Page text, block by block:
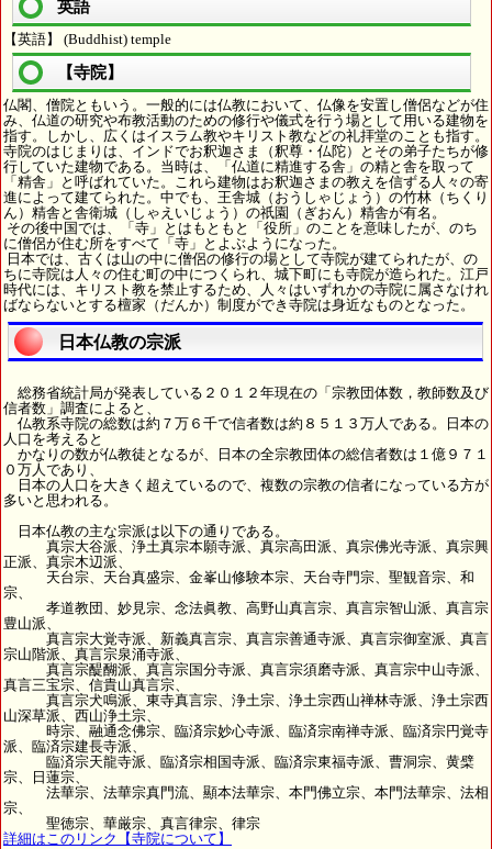
英語
【英語】 (Buddhist) temple
【寺院】
仏閣、僧院ともいう。一般的には仏教において、仏像を安置し僧侶などが住
み、仏道の研究や布教活動のための修行や儀式を行う場として用いる建物を
指す。しかし、広くはイスラム教やキリスト教などの礼拝堂のことも指す。
寺院のはじまりは、インドでお釈迦さま（釈尊・仏陀）とその弟子たちが修
行していた建物である。当時は、「仏道に精進する舎」の精と舎を取って
「精舎」と呼ばれていた。これら建物はお釈迦さまの教えを信ずる人々の寄
進によって建てられた。中でも、王舎城（おうしゃじょう）の竹林（ちくり
ん）精舎と舎衛城（しゃえいじょう）の祇園（ぎおん）精舎が有名。
その後中国では、「寺」とはもともと「役所」のことを意味したが、のち
に僧侶が住む所をすべて「寺」とよぶようになった。
日本では、古くは山の中に僧侶の修行の場として寺院が建てられたが、の
ちに寺院は人々の住む町の中につくられ、城下町にも寺院が造られた。江戸
時代には、キリスト教を禁止するため、人々はいずれかの寺院に属さなけれ
ばならないとする檀家（だんか）制度ができ寺院は身近なものとなった。
日本仏教の宗派
総務省統計局が発表している２０１２年現在の「宗教団体数，教師数及び
信者数」調査によると、
仏教系寺院の総数は約７万６千で信者数は約８５１３万人である。日本の
人口を考えると
かなりの数が仏教徒となるが、日本の全宗教団体の総信者数は１億９７１
０万人であり、
日本の人口を大きく超えているので、複数の宗教の信者になっている方が
多いと思われる。
日本仏教の主な宗派は以下の通りである。
真宗大谷派、浄土真宗本願寺派、真宗高田派、真宗佛光寺派、真宗興
正派、真宗木辺派、
天台宗、天台真盛宗、金峯山修験本宗、天台寺門宗、聖観音宗、和
宗、
孝道教団、妙見宗、念法眞教、高野山真言宗、真言宗智山派、真言宗
豊山派、
真言宗大覚寺派、新義真言宗、真言宗善通寺派、真言宗御室派、真言
宗山階派、真言宗泉涌寺派、
真言宗醍醐派、真言宗国分寺派、真言宗須磨寺派、真言宗中山寺派、
真言三宝宗、信貴山真言宗、
真言宗犬鳴派、東寺真言宗、浄土宗、浄土宗西山禅林寺派、浄土宗西
山深草派、西山浄土宗、
時宗、融通念佛宗、臨済宗妙心寺派、臨済宗南禅寺派、臨済宗円覚寺
派、臨済宗建長寺派、
臨済宗天龍寺派、臨済宗相国寺派、臨済宗東福寺派、曹洞宗、黄檗
宗、日蓮宗、
法華宗、法華宗真門流、顯本法華宗、本門佛立宗、本門法華宗、法相
宗、
聖徳宗、華厳宗、真言律宗、律宗
詳細はこのリンク【寺院について】